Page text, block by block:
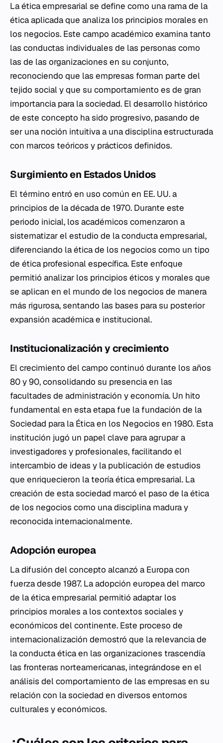
La ética empresarial se define como una rama de la
ética aplicada que analiza los principios morales en
los negocios. Este campo académico examina tanto
las conductas individuales de las personas como
las de las organizaciones en su conjunto,
reconociendo que las empresas forman parte del
tejido social y que su comportamiento es de gran
importancia para la sociedad. El desarrollo histórico
de este concepto ha sido progresivo, pasando de
ser una noción intuitiva a una disciplina estructurada
con marcos teóricos y prácticos definidos.
Surgimiento en Estados Unidos
El término entró en uso común en EE. UU. a
principios de la década de 1970. Durante este
periodo inicial, los académicos comenzaron a
sistematizar el estudio de la conducta empresarial,
diferenciando la ética de los negocios como un tipo
de ética profesional específica. Este enfoque
permitió analizar los principios éticos y morales que
se aplican en el mundo de los negocios de manera
más rigurosa, sentando las bases para su posterior
expansión académica e institucional.
Institucionalización y crecimiento
El crecimiento del campo continuó durante los años
80 y 90, consolidando su presencia en las
facultades de administración y economía. Un hito
fundamental en esta etapa fue la fundación de la
Sociedad para la Ética en los Negocios en 1980. Esta
institución jugó un papel clave para agrupar a
investigadores y profesionales, facilitando el
intercambio de ideas y la publicación de estudios
que enriquecieron la teoría ética empresarial. La
creación de esta sociedad marcó el paso de la ética
de los negocios como una disciplina madura y
reconocida internacionalmente.
Adopción europea
La difusión del concepto alcanzó a Europa con
fuerza desde 1987. La adopción europea del marco
de la ética empresarial permitió adaptar los
principios morales a los contextos sociales y
económicos del continente. Este proceso de
internacionalización demostró que la relevancia de
la conducta ética en las organizaciones trascendía
las fronteras norteamericanas, integrándose en el
análisis del comportamiento de las empresas en su
relación con la sociedad en diversos entornos
culturales y económicos.